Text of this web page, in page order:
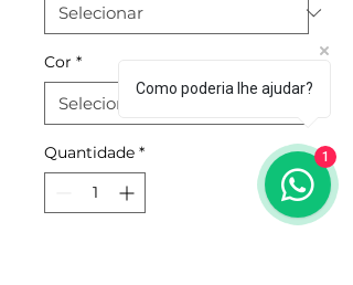
Cor *
Quantidade *
Como poderia lhe ajudar?
1